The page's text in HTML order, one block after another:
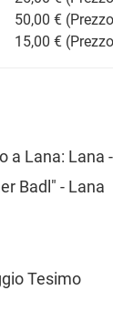
50,00 €
15,00 €
a Lana: Lana
Badl" - Lana
Tesimo